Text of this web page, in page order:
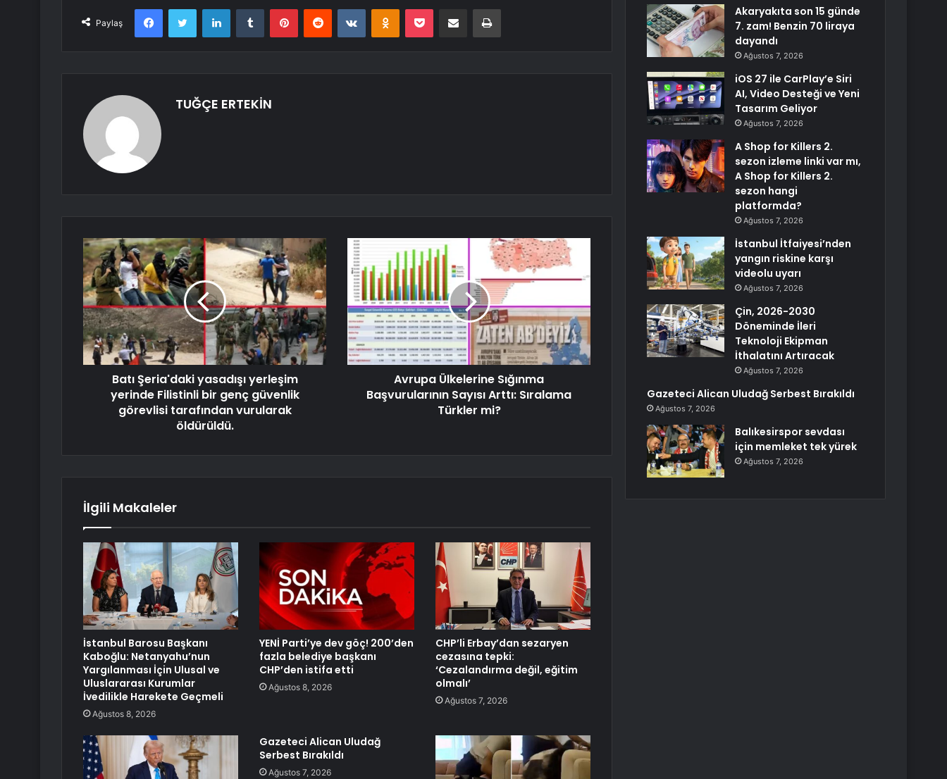
Paylaş
FacebookTwitter LinkedInTumblr PinterestReddit VKontakteOdnoklassniki
Pocket E-Posta ile paylaş Yazdır
TUĞÇE ERTEKİN
Batı Şeria'daki yasadışı yerleşim
yerinde Filistinli bir genç güvenlik
görevlisi tarafından vurularak
öldürüldü.
Avrupa Ülkelerine Sığınma
Başvurularının Sayısı Arttı: Sıralama
Türkler mi?
İlgili Makaleler
İstanbul Barosu Başkanı
Kaboğlu: Netanyahu’nun
Yargılanması İçin Ulusal ve
Uluslararası Kurumlar
İvedilikle Harekete Geçmeli
Ağustos 8, 2026
YENİ Parti’ye dev göç! 200’den
fazla belediye başkanı
CHP’den istifa etti
Ağustos 8, 2026
CHP’li Erbay’dan sezaryen
cezasına tepki:
‘Cezalandırma değil, eğitim
olmalı’
Ağustos 7, 2026
Gazeteci Alican Uludağ
Serbest Bırakıldı
Ağustos 7, 2026
Akaryakıta son 15 günde
7. zam! Benzin 70 liraya
dayandı
Ağustos 7, 2026
iOS 27 ile CarPlay’e Siri
AI, Video Desteği ve Yeni
Tasarım Geliyor
Ağustos 7, 2026
A Shop for Killers 2.
sezon izleme linki var mı,
A Shop for Killers 2.
sezon hangi
platformda?
Ağustos 7, 2026
İstanbul İtfaiyesi’nden
yangın riskine karşı
videolu uyarı
Ağustos 7, 2026
Çin, 2026-2030
Döneminde İleri
Teknoloji Ekipman
İthalatını Artıracak
Ağustos 7, 2026
Gazeteci Alican Uludağ Serbest Bırakıldı
Ağustos 7, 2026
Balıkesirspor sevdası
için memleket tek yürek
Ağustos 7, 2026